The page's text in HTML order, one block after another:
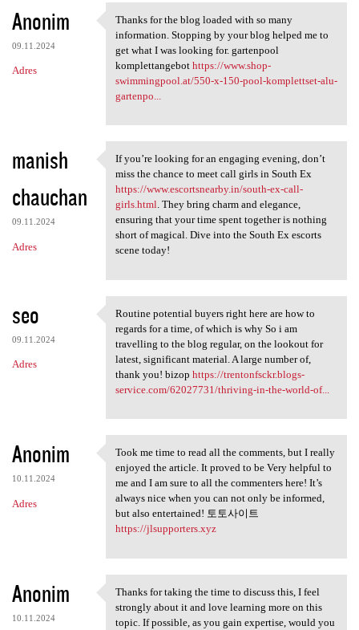
a
r
z
e
Anonim
09.11.2024
Adres
Thanks for the blog loaded
Thanks for the blog loaded with so many
information. Stopping by your blog helped me to
get what I was looking for. gartenpool
komplettangebot https://www.shop-
swimmingpool.at/550-x-150-pool-komplettset-alu-
gartenpo...
manish
chauchan
09.11.2024
Adres
If you’re looking for an
If you’re looking for an engaging evening, don’t
miss the chance to meet call girls in South Ex
https://www.escortsnearby.in/south-ex-call-
girls.html. They bring charm and elegance,
ensuring that your time spent together is nothing
short of magical. Dive into the South Ex escorts
scene today!
seo
09.11.2024
Adres
Routine potential buyers
Routine potential buyers right here are how to
regards for a time, of which is why So i am
travelling to the blog regular, on the lookout for
latest, significant material. A large number of,
thank you! bizop https://trentonfsckr.blogs-
service.com/62027731/thriving-in-the-world-of...
Anonim
10.11.2024
Adres
Took me time to read all the
Took me time to read all the comments, but I really
enjoyed the article. It proved to be Very helpful to
me and I am sure to all the commenters here! It’s
always nice when you can not only be informed,
but also entertained! 토토사이트
https://jlsupporters.xyz
Anonim
10.11.2024
Thanks for taking the time to
Thanks for taking the time to discuss this, I feel
strongly about it and love learning more on this
topic. If possible, as you gain expertise, would you